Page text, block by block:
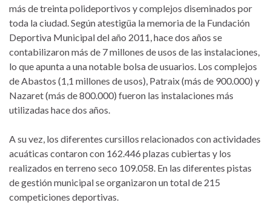
más de treinta polideportivos y complejos diseminados por
toda la ciudad. Según atestigüa la memoria de la Fundación
Deportiva Municipal delaño 2011, hace dos años se
contabilizaron más de 7 millones de usos de las instalaciones,
lo que apunta auna notable bolsa de usuarios. Los complejos
de Abastos (1,1 millones de usos), Patraix (más de 900.000) y
Nazaret (más de 800.000) fueron las instalaciones más
utilizadas hace dos años.
A su vez, los diferentes cursillos relacionados con actividades
acuáticas contaron con 162.446 plazas cubiertas y los
realizados en terreno seco 109.058. En las diferentes pistas
de gestión municipal se organizaronuntotal de 215
competiciones deportivas.